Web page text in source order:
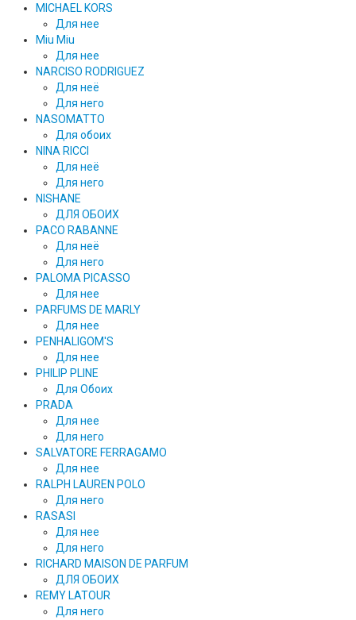
MICHAEL KORS
Для нее
Miu Miu
Для нее
NARCISO RODRIGUEZ
Для неё
Для него
NASOMATTO
Для обоих
NINA RICCI
Для неё
Для него
NISHANE
ДЛЯ ОБОИХ
PACO RABANNE
Для неё
Для него
PALOMA PICASSO
Для нее
PARFUMS DE MARLY
Для нее
PENHALIGOM'S
Для нее
PHILIP PLINE
Для Обоих
PRADA
Для нее
Для него
SALVATORE FERRAGAMO
Для нее
RALPH LAUREN POLO
Для него
RASASI
Для нее
Для него
RICHARD MAISON DE PARFUM
ДЛЯ ОБОИХ
REMY LATOUR
Для него